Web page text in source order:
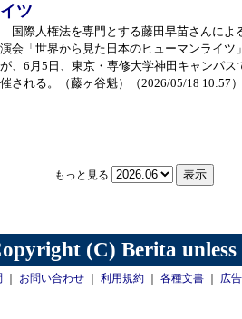
イツ
国際人権法を専門とする藤田早苗さんによ
演会「世界から見た日本のヒューマンライツ
が、6月5日、東京・専修大学神田キャンパス
催される。（藤ヶ谷魁）（2026/05/18 10:57）
もっと見る
(C) Berita unless
お問い合わせ 利用規約 各種文書 広